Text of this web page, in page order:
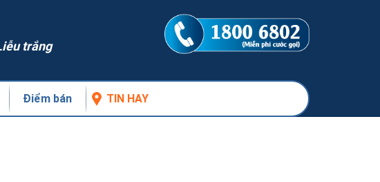
trắng
Điểm bán TIN HAY